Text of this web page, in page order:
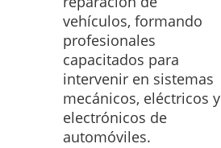
vehículos, formando
profesionales
capacitados para
intervenir en sistemas
mecánicos, eléctricos y
electrónicos de
automóviles.